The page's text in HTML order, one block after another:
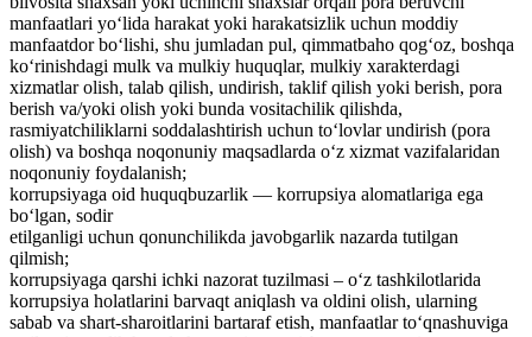
manfaatlari yo‘lida harakat yoki harakatsizlik uchun moddiy
manfaatdor bo‘lishi, shu jumladan pul, qimmatbaho qog‘oz, boshqa
ko‘rinishdagi mulk va mulkiy huquqlar, mulkiy xarakterdagi
xizmatlar olish, talab qilish, undirish, taklif qilish yoki berish, pora
berish va/yoki olish yoki bunda vositachilik qilishda,
rasmiyatchiliklarni soddalashtirish uchun to‘lovlar undirish (pora
olish) va boshqa noqonuniy maqsadlarda o‘z xizmat vazifalaridan
noqonuniy foydalanish;
korrupsiyaga oid huquqbuzarlik — korrupsiya alomatlariga ega
bo‘lgan, sodir
etilganligi uchun qonunchilikda javobgarlik nazarda tutilgan
qilmish;
korrupsiyaga qarshi ichki nazorat tuzilmasi – o‘z tashkilotlarida
korrupsiya holatlarini barvaqt aniqlash va oldini olish, ularning
sabab va shart-sharoitlarini bartaraf etish, manfaatlar to‘qnashuviga